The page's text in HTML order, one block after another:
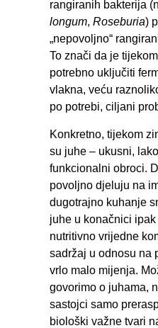
rangiranih bakterija
longum,Roseburia)
„nepovoljno“
To znači da je
potrebno uključiti
vlakna, veću
po potrebi, ciljani
Konkretno, tijekom
su juhe – ukusni,
funkcionalni obroci.
povoljno djeluju na
dugotrajno kuhanje
juhe u konačnici
nutritivno vrijedne
sadržaj u odnosu na
vrlo malo mijenja.
govorimo o juhama,
sastojci samo
biološki važne tvari